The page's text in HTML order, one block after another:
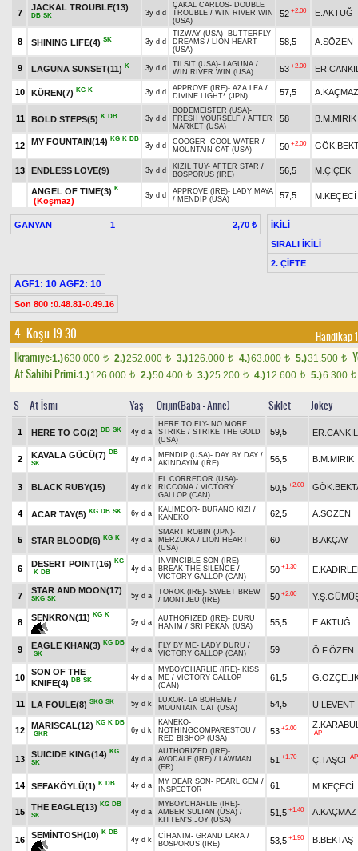
7
JACKAL TROUBLE(13)
DB SK 3y d d
ÇAKAL CARLOS- DOUBLE
TROUBLE / WIN RIVER WIN
(USA)
52 +2.00 E.AKTUĞ
8 SHINING LIFE(4) SK 3y d d
TIZWAY (USA)- BUTTERFLY
DREAMS / LION HEART
(USA)
58,5 A.SÖZEN
9 LAGUNA SUNSET(11) K 3y d d TILSIT (USA)- LAGUNA /
WIN RIVER WIN (USA)
53 +2.00
10 KÜREN(7) KG K 3y d d APPROVE (IRE)- AZA LEA /
DIVINE LIGHT* (JPN)
57,5 A.KAÇMAZ
11 BOLD STEPS(5) K DB 3y d d
BODEMEISTER (USA)-
FRESH YOURSELF / AFTER
MARKET (USA)
58 B.M.MIRIK
12 MY FOUNTAIN(14) KG K DB
3y d d COOGER- COOL WATER /
MOUNTAIN CAT (USA)
50 +2.00
13 ENDLESS LOVE(9) 3y d d KIZIL TÜY- AFTER STAR /
BOSPORUS (IRE)
56,5 M.ÇİÇEK
ANGEL OF TIME(3) K
(Koşmaz)
3y d d APPROVE (IRE)- LADY MAYA
/ MENDIP (USA) 57,5 M.KEÇECİ
GANYAN 1 2,70 ₺
İKİLİ
SIRALI İKİLİ
2. ÇİFTE
AGF1: 10 AGF2: 10
Son 800 :0.48.81-0.49.16
4. Koşu 19.30 Handikap
Ikramiye:1.)630.000 t 2.)252.000 t 3.)126.000 t 4.)63.000 t 5.)31.500 t
At Sahibi Primi:1.)126.000 t 2.)50.400 t 3.)25.200 t 4.)12.600 t 5.)6.300 t
S At İsmi Yaş Orijin(Baba - Anne) Sıklet Jokey
1 HERE TO GO(2) DB SK 4y d a
HERE TO FLY- NO MORE
STRIKE / STRIKE THE GOLD
(USA)
59,5
2 KAVALA GÜCÜ(7) DB
SK
4y d a MENDIP (USA)- DAY BY DAY /
AKINDAYIM (IRE)
56,5 B.M.MIRIK
3 BLACK RUBY(15) 4y d k
EL CORREDOR (USA)-
RICCONA / VICTORY
GALLOP (CAN)
50,5 +2.00
4 ACAR TAY(5) KG DB SK 6y d a KALİMDOR- BURANO KIZI /
KANEKO
62,5 A.SÖZEN
5 STAR BLOOD(6) KG K 4y d a
SMART ROBIN (JPN)-
MERZUKA / LION HEART
(USA)
60 B.AKÇAY
6
DESERT POINT(16) KG
K DB 4y d a
INVINCIBLE SON (IRE)-
BREAK THE SILENCE /
VICTORY GALLOP (CAN)
50 +1.30
7
STAR AND MOON(17)
SKG SK 5y d a TOROK (IRE)- SWEET BREW
/ MONTJEU (IRE) 50 +2.00
8
SENKRON(11) KG K
5y d a AUTHORIZED (IRE)- DURU
HANIM / SRI PEKAN (USA) 55,5 E.AKTUĞ
9 EAGLE KHAN(3) KG DB
SK
4y d a FLY BY ME- LADY DURU /
VICTORY GALLOP (CAN)
59 Ö.F.ÖZEN
10
SON OF THE
KNIFE(4) DB SK 4y d a
MYBOYCHARLIE (IRE)- KISS
ME / VICTORY GALLOP
(CAN)
61,5
11 LA FOULE(8) SKG SK 5y d k LUXOR- LA BOHEME /
MOUNTAIN CAT (USA)
54,5 U.LEVENT
12
MARISCAL(12) KG K DB
GKR
6y d k
KANEKO-
NOTHINGCOMPARESTOU /
RED BISHOP (USA)
53 +2.00
AP
13
SUICIDE KING(14) KG
SK
4y d a
AUTHORIZED (IRE)-
AVODALE (IRE) / LAWMAN
(FR)
51 +1.70 Ç.TAŞCI AP
14 SEFAKÖYLÜ(1) K DB 4y d a MY DEAR SON - PEARL GEM /
INSPECTOR
61 M.KEÇECİ
15
THE EAGLE(13) KG DB
SK
4y d a
MYBOYCHARLIE (IRE)-
AMBER SULTAN (USA) /
KITTEN'S JOY (USA)
51,5 +1.40 A.KAÇMAZ
16
SEMİNTOSH(10) K DB
4y d k CİHANIM - GRAND LARA /
BOSPORUS (IRE)
53,5 +1.90 B.BEKTAŞ